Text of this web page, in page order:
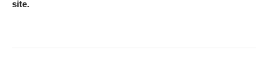
site.